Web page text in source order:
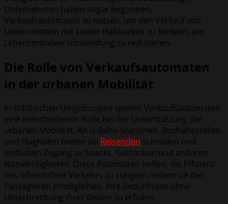
Unternehmen haben sogar begonnen,
Verkaufsautomaten zu nutzen, um den Verkauf von
Lebensmitteln mit kurzer Haltbarkeit zu fördern, um
Lebensmittelverschwendung zu reduzieren.
Die Rolle von Verkaufsautomaten
in der urbanen Mobilität
In städtischen Umgebungen spielen Verkaufsautomaten
eine entscheidende Rolle bei der Unterstützung der
urbanen Mobilität. An U-Bahn-Stationen, Bushaltestellen
und Flughäfen bieten sie Reisenden schnellen und
einfachen Zugang zu Snacks, Getränken und anderen
Notwendigkeiten. Diese Automaten helfen, die Effizienz
des öffentlichen Verkehrs zu steigern, indem sie den
Passagieren ermöglichen, ihre Bedürfnisse ohne
Unterbrechung ihrer Reisen zu erfüllen.